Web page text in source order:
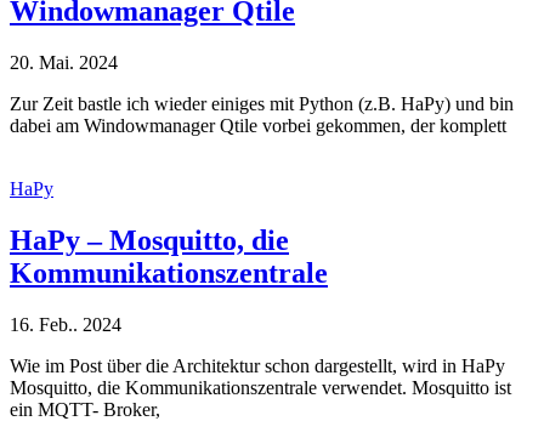
Windowmanager Qtile
20. Mai. 2024
Zur Zeit bastle ich wieder einiges mit Python (z.B. HaPy) und bin
dabei am Windowmanager Qtile vorbei gekommen, der komplett
HaPy
HaPy – Mosquitto, die
Kommunikationszentrale
16. Feb.. 2024
Wie im Post über die Architektur schon dargestellt, wird in HaPy
Mosquitto, die Kommunikationszentrale verwendet. Mosquitto ist
ein MQTT- Broker,